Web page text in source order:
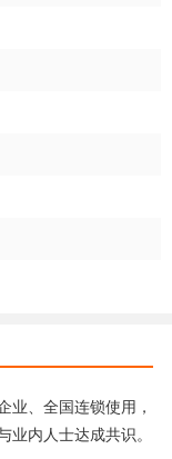
业、全国连锁使用，
业内人士达成共识。